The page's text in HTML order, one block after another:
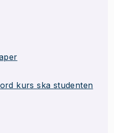
kurs ska studenten